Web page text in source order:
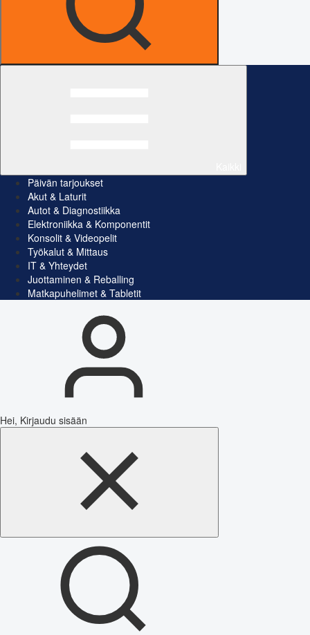
Päivän tarjoukset
Akut & Laturit
Autot & Diagnostiikka
Elektroniikka & Komponentit
Konsolit & Videopelit
Työkalut & Mittaus
IT & Yhteydet
Juottaminen & Reballing
Matkapuhelimet & Tabletit
Hei, Kirjaudu sisään